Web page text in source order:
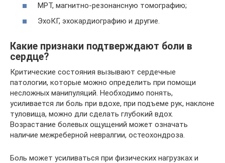
МРТ, магнитно-резонансную томографию;
ЭхоКГ, эхокардиографию и другие.
Какие признаки подтверждают боли в
сердце?
Критические состояния вызывают сердечные
патологии, которые можно определить при помощи
несложных манипуляций. Необходимо понять,
усиливается ли боль при вдохе, при подъеме рук, наклоне
туловища, можно дли сделать глубокий вдох.
Возрастание болевых ощущений может означать
наличие межреберной невралгии, остеохондроза.
Боль может усиливаться при физических нагрузках и